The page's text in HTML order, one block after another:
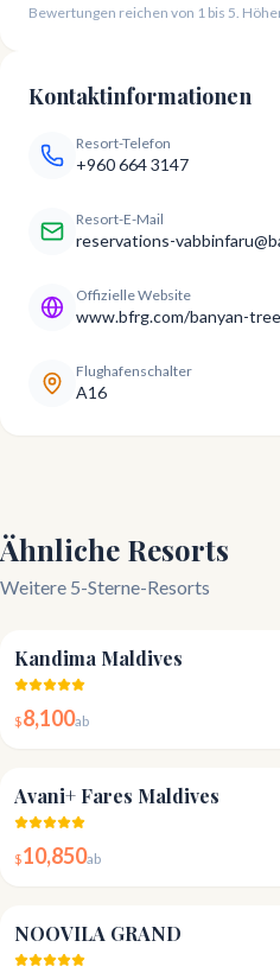
Bewertungen reichen von 1 bis 5.
Kontaktinformationen
Resort-Telefon
+960 664 3147
Resort-E-Mail
reservations-
Offizielle Website
www.bfrg.com/banyan-
Flughafenschalter
A16
Ähnliche Resorts
Weitere 5-Sterne-Resorts
Kandima Maldives
$8,100ab
Avani+ Fares Maldives
$10,850ab
NOOVILA GRAND